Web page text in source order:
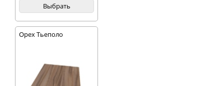
Выбрать
Орех Тьеполо